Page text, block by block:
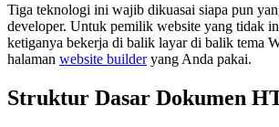
Tiga teknologi ini wajib dikuasai siapa pun
developer. Untuk pemilik website yang tidak
ketiganya bekerja di balik layar di balik tema
halaman website builderyang Anda pakai.
Struktur Dasar Dokumen